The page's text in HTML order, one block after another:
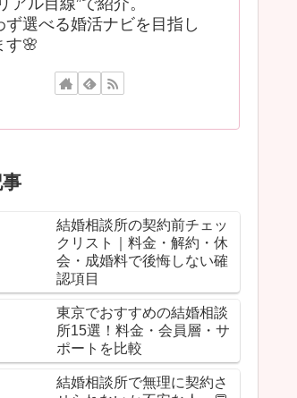
ず選べる婚活ナビを目指し
す🌸
結婚相談所の契約前チェッ
クリスト｜料金・解約・休
会・成婚料で後悔しない確
認項目
東京でおすすめの結婚相談
所15選！料金・会員層・サ
ポートを比較
結婚相談所で無理に契約さ